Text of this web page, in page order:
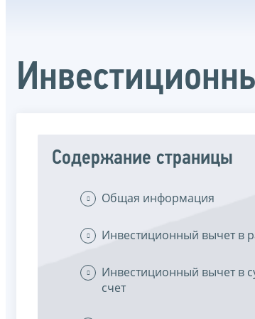
Содержание страницы
Общая информация
Инвестиционный вычет в
Инвестиционный вычет в
счет